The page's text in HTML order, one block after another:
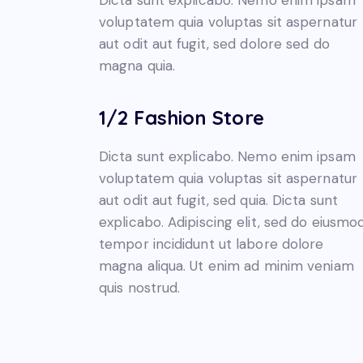
voluptatem quia voluptas sit aspernatur
aut odit aut fugit, sed dolore sed do
magna quia.
1/2 Fashion Store
Dicta sunt explicabo. Nemo enim ipsam
voluptatem quia voluptas sit aspernatur
aut odit aut fugit, sed quia. Dicta sunt
explicabo. Adipiscing elit, sed do
tempor incididunt ut labore dolore
magna aliqua. Ut enim ad minim veniam
quis nostrud.